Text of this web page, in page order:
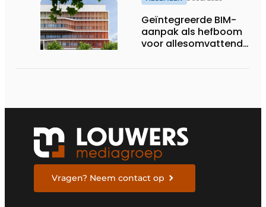
Geïntegreerde BIM-
aanpak als hefboom
voor allesomvattende
Vragen? Neem contact op